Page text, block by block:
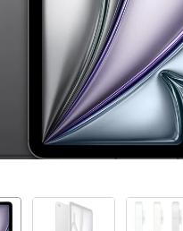
Telefoni, planšetdatori
Telefoni un aksesuāri
Planšetdatori un aksesuāri
Planšetdatori
Citi aksesuāri